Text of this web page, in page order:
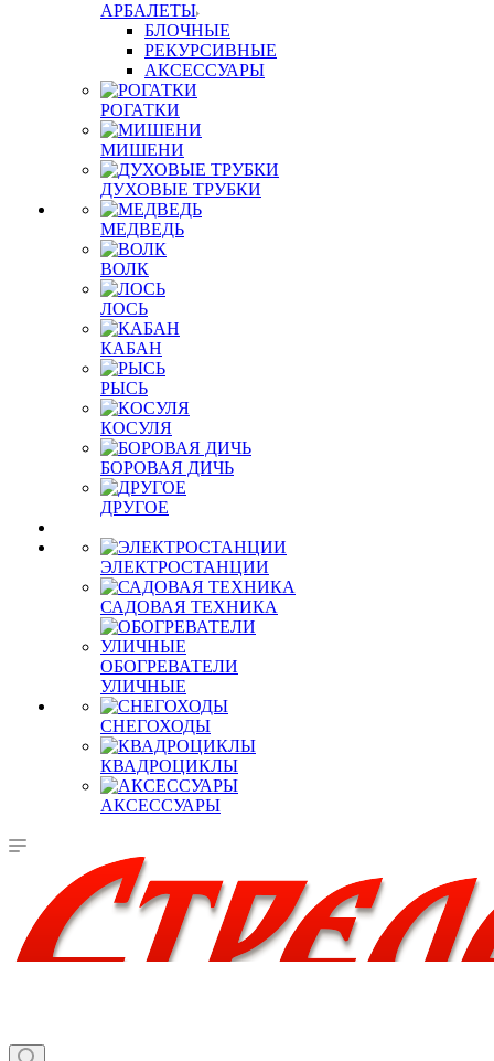
АРБАЛЕТЫ
БЛОЧНЫЕ
РЕКУРСИВНЫЕ
АКСЕССУАРЫ
РОГАТКИ
МИШЕНИ
ДУХОВЫЕ ТРУБКИ
МЕДВЕДЬ
ВОЛК
ЛОСЬ
КАБАН
РЫСЬ
КОСУЛЯ
БОРОВАЯ ДИЧЬ
ДРУГОЕ
ЭЛЕКТРОСТАНЦИИ
САДОВАЯ ТЕХНИКА
ОБОГРЕВАТЕЛИ
УЛИЧНЫЕ
СНЕГОХОДЫ
КВАДРОЦИКЛЫ
АКСЕССУАРЫ